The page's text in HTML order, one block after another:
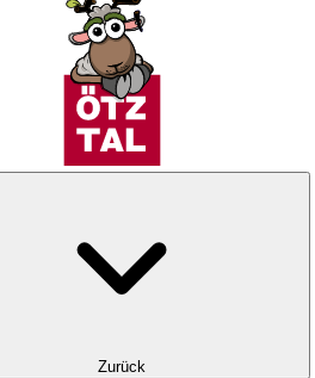
Zurück